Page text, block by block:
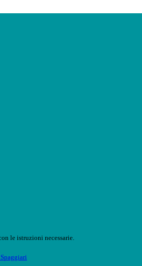
le istruzioni necessarie.